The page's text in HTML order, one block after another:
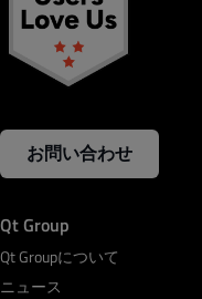
お問い合わせ
Qt Group
Qt Groupについて
ニュース